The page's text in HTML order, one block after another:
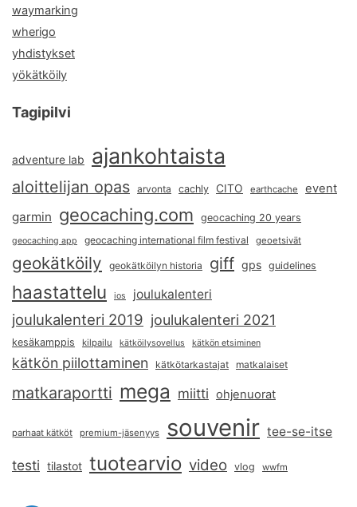
waymarking
wherigo
yhdistykset
yökätköily
Tagipilvi
adventure lab ajankohtaista
aloittelijan opas arvonta cachly CITO earthcache event
garmin geocaching.com geocaching 20 years
geocaching app geocaching international film festival geoetsivät
geokätköily geokätköilyn historia giff gps guidelines
haastattelu ios joulukalenteri
joulukalenteri 2019 joulukalenteri 2021
kesäkamppis kilpailu kätköilysovellus kätkön etsiminen
kätkön piilottaminen kätkötarkastajat matkalaiset
matkaraportti mega miitti ohjenuorat
parhaat kätköt premium-jäsenyys souvenir tee-se-itse
testi tilastot tuotearvio video vlog wwfm